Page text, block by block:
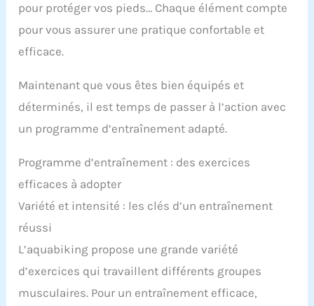
pour protéger vos pieds… Chaque élément compte
pour vous assurer une pratique confortable et
efficace.
Maintenant que vous êtes bien équipés et
déterminés, il est temps de passer à l’action avec
un programme d’entraînement adapté.
Programme d’entraînement : des exercices
efficaces à adopter
Variété et intensité : les clés d’un entraînement
réussi
L’aquabiking propose une grande variété
d’exercices qui travaillent différents groupes
musculaires. Pour un entraînement efficace,